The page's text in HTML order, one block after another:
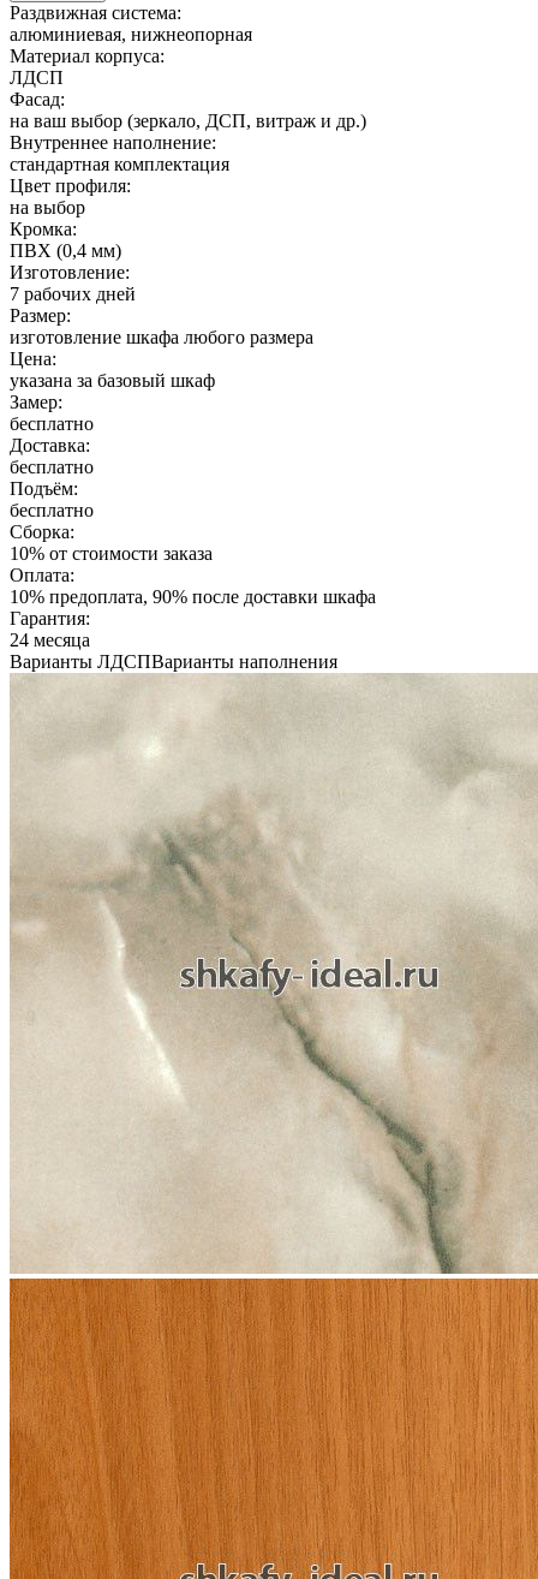
Раздвижная система:
алюминиевая, нижнеопорная
Материал корпуса:
ЛДСП
Фасад:
на ваш выбор (зеркало, ДСП, витраж и др.)
Внутреннее наполнение:
стандартная комплектация
Цвет профиля:
на выбор
Кромка:
ПВХ (0,4 мм)
Изготовление:
7 рабочих дней
Размер:
изготовление шкафа любого размера
Цена:
указана за базовый шкаф
Замер:
бесплатно
Доставка:
бесплатно
Подъём:
бесплатно
Сборка:
10% от стоимости заказа
Оплата:
10% предоплата, 90% после доставки шкафа
Гарантия:
24 месяца
Варианты ЛДСПВарианты наполнения